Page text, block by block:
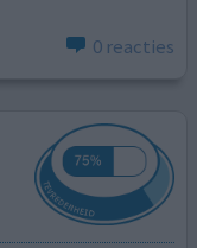
0 reacties